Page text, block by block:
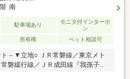
南
駐車場あり
モニタ付インターホ
ン
所有権 ペット相談可
ト－▼立地○ ＪＲ常磐線／東京メト
磐緩行線／ＪＲ成田線『我孫子』